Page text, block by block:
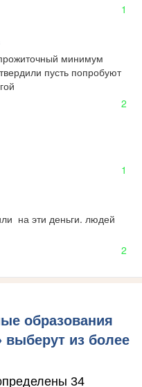
1
минимум
пусть попробуют
2
1
на эти деньги. людей
2
образования
выберут из более
34